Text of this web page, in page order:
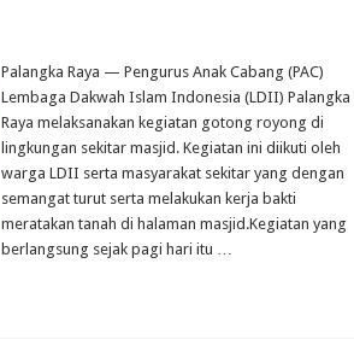
Palangka Raya — Pengurus Anak Cabang (PAC)
Lembaga Dakwah Islam Indonesia (LDII) Palangka
Raya melaksanakan kegiatan gotong royong di
lingkungan sekitar masjid. Kegiatan ini diikuti oleh
warga LDII serta masyarakat sekitar yang dengan
semangat turut serta melakukan kerja bakti
meratakan tanah di halaman masjid.Kegiatan yang
berlangsung sejak pagi hari itu …